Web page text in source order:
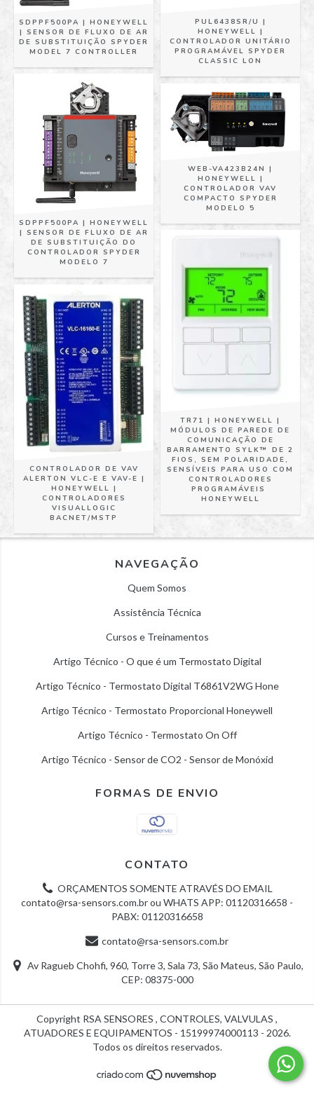
SDPPF500PA | HONEYWELL
| SENSOR DE FLUXO DE AR
DE SUBSTITUIÇÃO SPYDER
MODEL 7 CONTROLLER
PUL6438SR/U |
HONEYWELL |
CONTROLADOR UNITÁRIO
PROGRAMÁVEL SPYDER
CLASSIC LON
SDPPF500PA | HONEYWELL
| SENSOR DE FLUXO DE AR
DE SUBSTITUIÇÃO DO
CONTROLADOR SPYDER
MODELO 7
WEB-VA423B24N |
HONEYWELL |
CONTROLADOR VAV
COMPACTO SPYDER
MODELO 5
CONTROLADOR DE VAV
ALERTON VLC-E E VAV-E |
HONEYWELL |
CONTROLADORES
VISUALLOGIC
BACNET/MSTP
TR71 | HONEYWELL |
MÓDULOS DE PAREDE DE
COMUNICAÇÃO DE
BARRAMENTO SYLK™ DE 2
FIOS, SEM POLARIDADE,
SENSÍVEIS PARA USO COM
CONTROLADORES
PROGRAMÁVEIS ​​
HONEYWELL
NAVEGAÇÃO
Quem Somos
Assistência Técnica
Cursos e Treinamentos
Artigo Técnico - O que é um Termostato Digital
Artigo Técnico - Termostato Digital T6861V2WG Hone
Artigo Técnico - Termostato Proporcional Honeywell
Artigo Técnico - Termostato On Off
Artigo Técnico - Sensor de CO2 - Sensor de Monóxid
FORMAS DE ENVIO
CONTATO
ORÇAMENTOS SOMENTE ATRAVÉS DO EMAIL
contato@rsa-sensors.com.brou WHATS APP: 01120316658 -
PABX: 01120316658
contato@rsa-sensors.com.br
Av Ragueb Chohfi, 960, Torre 3, Sala 73, São Mateus, São Paulo,
CEP: 08375-000
Copyright RSA SENSORES , CONTROLES, VALVULAS ,
ATUADORES E EQUIPAMENTOS - 15199974000113 - 2026.
Todos os direitos reservados.